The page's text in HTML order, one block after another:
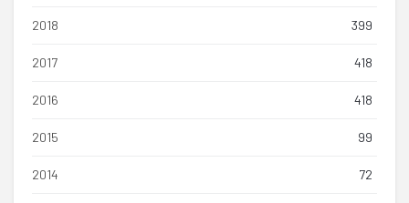
2018 399
2017 418
2016 418
2015 99
2014 72